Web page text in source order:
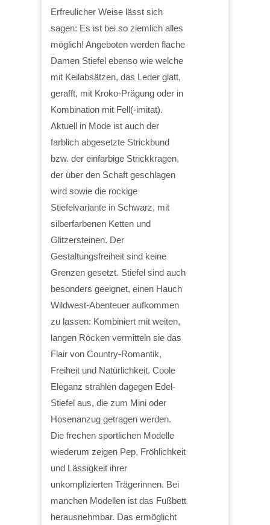
Erfreulicher Weise lässt sich
sagen: Es ist bei so ziemlich alles
möglich! Angeboten werden flache
Damen Stiefel ebenso wie welche
mit Keilabsätzen, das Leder glatt,
gerafft, mit Kroko-Prägung oder in
Kombination mit Fell(-imitat).
Aktuell in Mode ist auch der
farblich abgesetzte Strickbund
bzw. der einfarbige Strickkragen,
der über den Schaft geschlagen
wird sowie die rockige
Stiefelvariante in Schwarz, mit
silberfarbenen Ketten und
Glitzersteinen. Der
Gestaltungsfreiheit sind keine
Grenzen gesetzt. Stiefel sind auch
besonders geeignet, einen Hauch
Wildwest-Abenteuer aufkommen
zu lassen: Kombiniert mit weiten,
langen Röcken vermitteln sie das
Flair von Country-Romantik,
Freiheit und Natürlichkeit. Coole
Eleganz strahlen dagegen Edel-
Stiefel aus, die zum Mini oder
Hosenanzug getragen werden.
Die frechen sportlichen Modelle
wiederum zeigen Pep, Fröhlichkeit
und Lässigkeit ihrer
unkomplizierten Trägerinnen. Bei
manchen Modellen ist das Fußbett
herausnehmbar. Das ermöglicht